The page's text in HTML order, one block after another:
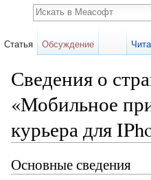
Сведения о
«Мобильное
курьера для
Основные сведения
Статья Обсуждение
Поиск